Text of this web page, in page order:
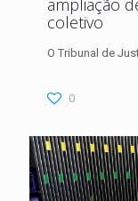
coletivo
O Tribunal de
0